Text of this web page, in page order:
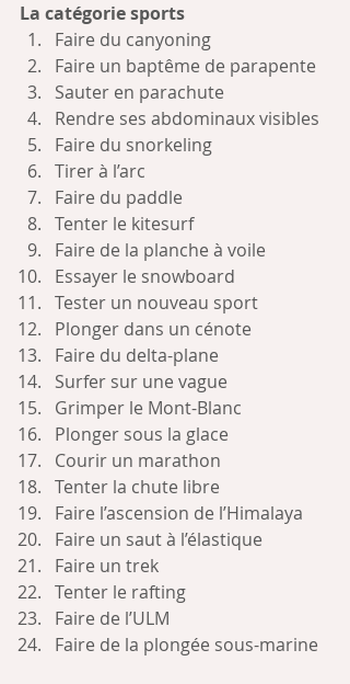
La catégorie sports
Faire du canyoning
Faire un baptême de parapente
Sauter en parachute
Rendre ses abdominaux visibles
Faire du snorkeling
Tirer à l’arc
Faire du paddle
Tenter le kitesurf
Faire de la planche à voile
Essayer le snowboard
Tester un nouveau sport
Plonger dans un cénote
Faire du delta-plane
Surfer sur une vague
Grimper le Mont-Blanc
Plonger sous la glace
Courir un marathon
Tenter la chute libre
Faire l’ascension de l’Himalaya
Faire un saut à l’élastique
Faire un trek
Tenter le rafting
Faire de l’ULM
Faire de la plongée sous-marine